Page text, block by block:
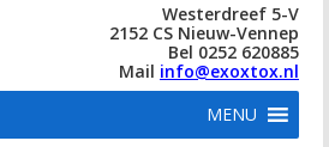
Westerdreef 5-V
2152 CS Nieuw-Vennep
Bel 0252 620885
Mail info@exoxtox.nl
MENU